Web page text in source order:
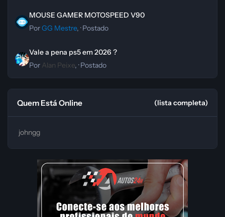
MOUSE GAMER MOTOSPEED V90
PorGG Mestre, ·Postado
Vale a pena ps5 em 2026 ?
Por Alan Peixe, ·Postado
Quem Está Online (lista completa)
johngg